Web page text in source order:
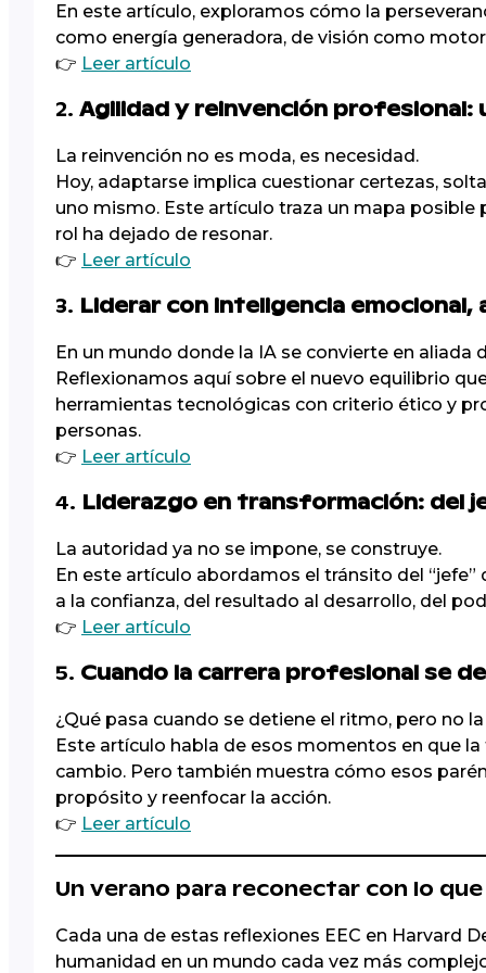
En este artículo, exploramos cómo la
como energía generadora, de visión como
👉 Leer artículo
2. Agilidad y reinvención profesional:
La reinvención no es moda, es necesidad.
Hoy, adaptarse implica cuestionar certezas,
uno mismo. Este artículo traza un mapa
rol ha dejado de resonar.
👉 Leer artículo
3. Liderar con inteligencia
En un mundo donde la IA se convierte en aliada
Reflexionamos aquí sobre el nuevo equilibrio
herramientas tecnológicas con criterio ético y
personas.
👉 Leer artículo
4. Liderazgo en transformación: del
La autoridad ya no se impone, se construye.
En este artículo abordamos el tránsito del
a la confianza, del resultado al desarrollo, del
👉 Leer artículo
5. Cuando la carrera profesional se
¿Qué pasa cuando se detiene el ritmo, pero no
Este artículo habla de esos momentos en que
cambio. Pero también muestra cómo esos
propósito y reenfocar la acción.
👉 Leer artículo
Un verano para reconectar con lo
Cada una de estas reflexiones EEC en Harvard
humanidad en un mundo cada vez más